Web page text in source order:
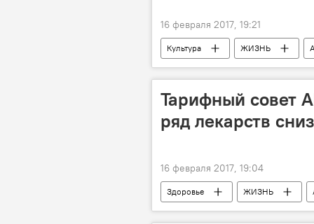
16 февраля 2017, 19:21
Культура ЖИЗНЬ
Эльшан Мамедов
Тарифный совет
ряд лекарств
16 февраля 2017, 19:04
Здоровье ЖИЗНЬ
Илькин Меджидов